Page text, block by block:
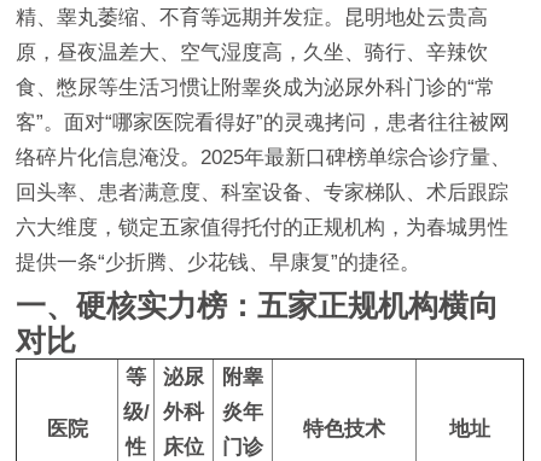
精、睾丸萎缩、不育等远期并发症。昆明地处云贵高
原，昼夜温差大、空气湿度高，久坐、骑行、辛辣饮
食、憋尿等生活习惯让附睾炎成为泌尿外科门诊的“常
客”。面对“哪家医院看得好”的灵魂拷问，患者往往被网
络碎片化信息淹没。2025年最新口碑榜单综合诊疗量、
回头率、患者满意度、科室设备、专家梯队、术后跟踪
六大维度，锁定五家值得托付的正规机构，为春城男性
提供一条“少折腾、少花钱、早康复”的捷径。
一、硬核实力榜：五家正规机构横向
对比
医院
等
级/
性
泌尿
外科
床位
附睾
炎年
门诊
特色技术 地址